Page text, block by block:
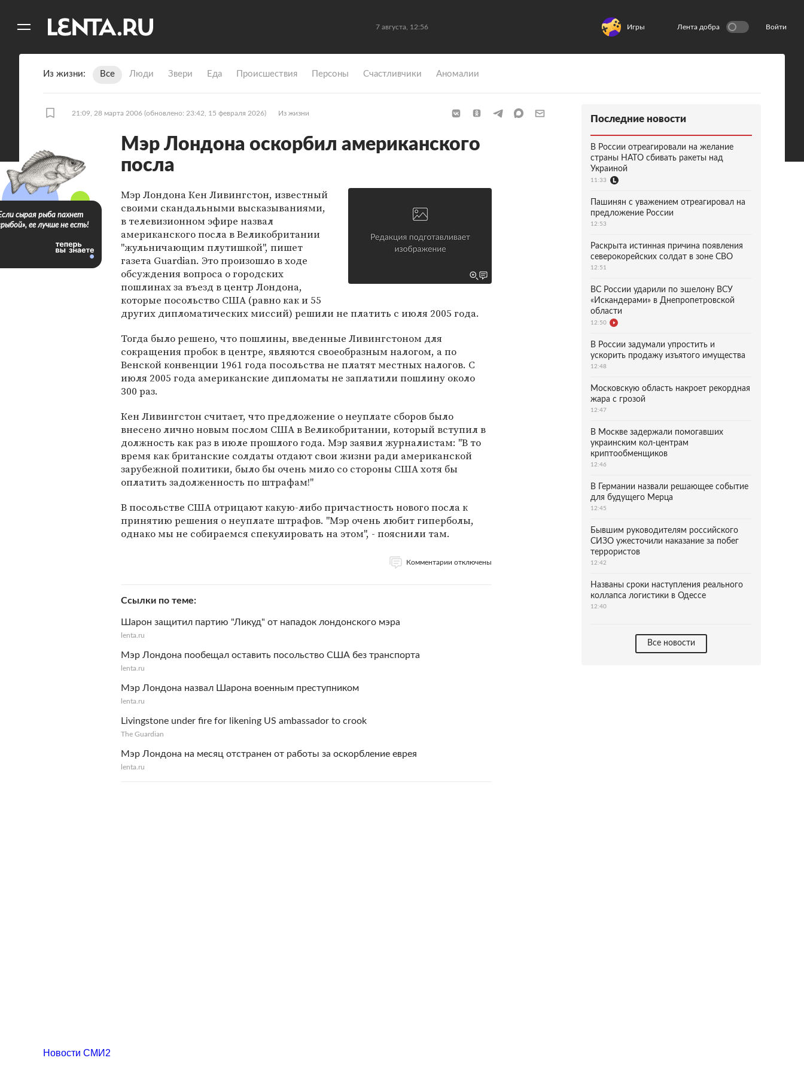
7 августа, 12:56 Игры Лента добра Войти
Из жизни Все Люди Звери Еда Происшествия Персоны Счастливчики Аномалии
21:09, 28 марта 2006 (обновлено: 23:42, 15 февраля 2026) Из жизни
Мэр Лондона оскорбил американского
посла
Мэр Лондона Кен Ливингстон, известный
своими скандальными высказываниями,
в телевизионном эфире назвал
американского посла в Великобритании
"жульничающим плутишкой", пишет
газета Guardian. Это произошло в ходе
обсуждения вопроса о городских
пошлинах за въезд в центр Лондона,
которые посольство США (равно как и 55
других дипломатических миссий) решили не платить с июля 2005 года.
Тогда было решено, что пошлины, введенные Ливингстоном для
сокращения пробок в центре, являются своеобразным налогом, а по
Венской конвенции 1961 года посольства не платят местных налогов. С
июля 2005 года американские дипломаты не заплатили пошлину около
300 раз.
Кен Ливингстон считает, что предложение о неуплате сборов было
внесено лично новым послом США в Великобритании, который вступил в
должность как раз в июле прошлого года. Мэр заявил журналистам: "В то
время как британские солдаты отдают свои жизни ради американской
зарубежной политики, было бы очень мило со стороны США хотя бы
оплатить задолженность по штрафам!"
В посольстве США отрицают какую-либо причастность нового посла к
принятию решения о неуплате штрафов. "Мэр очень любит гиперболы,
однако мы не собираемся спекулировать на этом", - пояснили там.
Комментарии отключены
Ссылки по теме
Шарон защитил партию "Ликуд" от нападок лондонского мэра
lenta.ru
Мэр Лондона пообещал оставить посольство США без транспорта
lenta.ru
Мэр Лондона назвал Шарона военным преступником
lenta.ru
Livingstone under fire for likening US ambassador to crook
The Guardian
Мэр Лондона на месяц отстранен от работы за оскорбление еврея
lenta.ru
сырая рыба пахнет
ее лучше не есть!
Последние новости
В России отреагировали на желание
страны НАТО сбивать ракеты над
Украиной
11:33
Пашинян с уважением отреагировал на
предложение России
12:53
Раскрыта истинная причина появления
северокорейских солдат в зоне СВО
12:51
ВС России ударили по эшелону ВСУ
«Искандерами» в Днепропетровской
области
12:50
В России задумали упростить и
ускорить продажу изъятого имущества
12:48
Московскую область накроет рекордная
жара с грозой
12:47
В Москве задержали помогавших
украинским кол-центрам
криптообменщиков
12:46
В Германии назвали решающее событие
для будущего Мерца
12:45
Бывшим руководителям российского
СИЗО ужесточили наказание за побег
террористов
12:42
Названы сроки наступления реального
коллапса логистики в Одессе
12:40
Все новости
Новости СМИ2